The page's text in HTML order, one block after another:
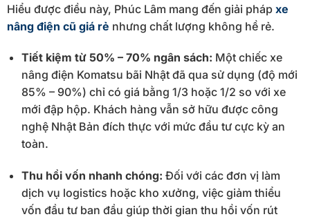
Hiểu được điều này, Phúc Lâm mang đến giải pháp xe
nâng điện cũ giá rẻ nhưng chất lượng không hề rẻ.
Tiết kiệm từ 50% – 70% ngân sách: Một chiếc xe
nâng điện Komatsu bãi Nhật đã qua sử dụng (độ mới
85% – 90%) chỉ có giá bằng 1/3 hoặc 1/2 so với xe
mới đập hộp. Khách hàng vẫn sở hữu được công
nghệ Nhật Bản đích thực với mức đầu tư cực kỳ an
toàn.
Thu hồi vốn nhanh chóng: Đối với các đơn vị làm
dịch vụ logistics hoặc kho xưởng, việc giảm thiểu
vốn đầu tư ban đầu giúp thời gian thu hồi vốn rút